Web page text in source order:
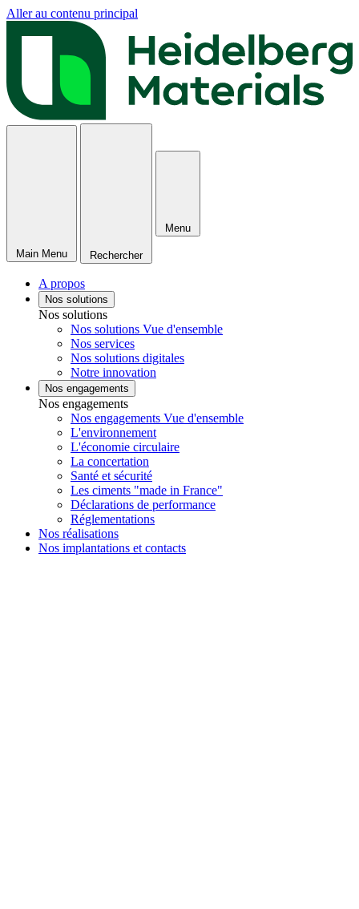
Aller au contenu principal
Main Menu Rechercher
Menu
A propos
Nos solutions
Nos solutions
Nos solutions Vue d'ensemble
Nos services
Nos solutions digitales
Notre innovation
Nos engagements
Nos engagements
Nos engagements Vue d'ensemble
L'environnement
L'économie circulaire
La concertation
Santé et sécurité
Les ciments "made in France"
Déclarations de performance
Réglementations
Nos réalisations
Nos implantations et contacts